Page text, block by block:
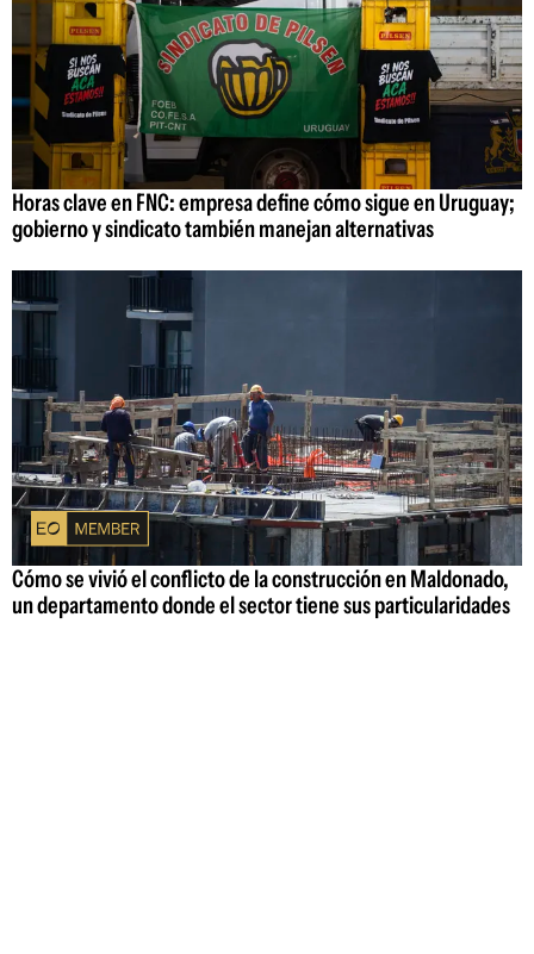
Horas clave en FNC: empresa define cómo sigue en Uruguay;
gobierno y sindicato también manejan alternativas
Cómo se vivió el conflicto de la construcción en Maldonado,
un departamento donde el sector tiene sus particularidades